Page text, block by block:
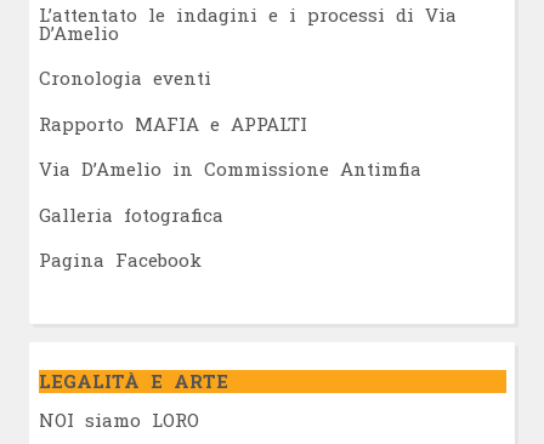
L’attentato le indagini e i processi di Via
D’Amelio
Cronologia eventi
Rapporto MAFIA e APPALTI
Via D’Amelio in Commissione Antimfia
Galleria fotografica
Pagina Facebook
LEGALITÀ E ARTE
NOI siamo LORO